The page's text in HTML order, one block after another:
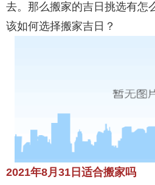
去。那么搬家的吉日挑选有怎
该如何选择搬家吉日？
2021年8月31日适合搬家吗